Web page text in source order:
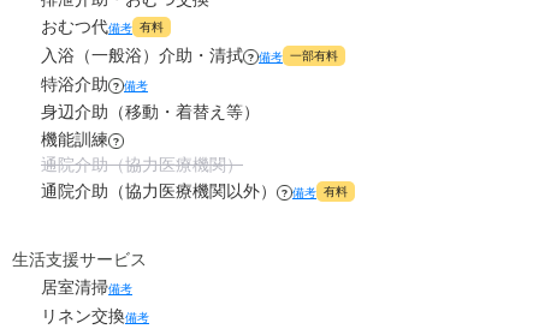
管理費 ?
食費 ?
水道・光熱費
上乗せ介護費 ? 0
介護保険料
おむつ代備考 有料
入浴（一般浴）介助・清拭 ? 備考 一部有料
特浴介助 ? 備考
身辺介助（移動・着替え等）
機能訓練 ?
通院介助（協力医療機関）
通院介助（協力医療機関以外）
? 備考 有料
生活支援サービス
居室清掃備考
リネン交換備考